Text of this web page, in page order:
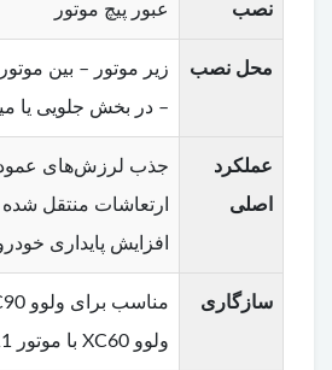
نصب
عبور پیچ موتور
محل نصب
زیر موتور – بین
– در بخش جلویی یا
عملکرد
اصلی
جذب لرزش‌های
ارتعاشات منتقل
افزایش پایداری
سازگاری
ولوو XC60 با موتور T11 (کد B4204T11)